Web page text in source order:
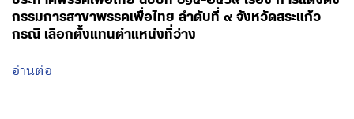
กรรมการสาขาพรรคเพื่อไทย ลำดับที่ ๙ จังหวัดสระแก้ว
กรณี เลือกตั้งแทนตำแหน่งที่ว่าง
อ่านต่อ